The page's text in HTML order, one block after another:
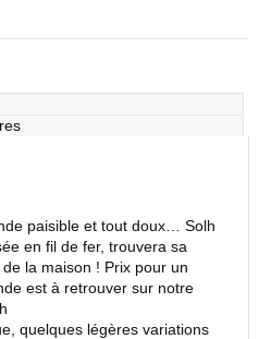
paisible et tout doux… Solh
en fil de fer, trouvera sa
la maison ! Prix pour un
est à retrouver sur notre
quelques légères variations